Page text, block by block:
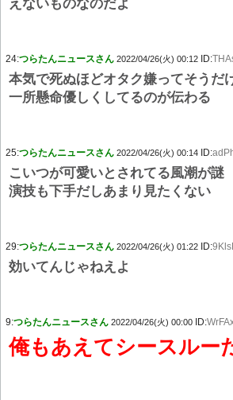
えないものなのだよ
24:つらたんニュースさん 2022/04/26(火) 00:12 ID:
本気で死ぬほどオタク嫌ってそうだ
一所懸命優しくしてるのが伝わる
25:つらたんニュースさん 2022/04/26(火) 00:14 ID:
こいつが可愛いとされてる風潮が謎
演技も下手だしあまり見たくない
29:つらたんニュースさん 2022/04/26(火) 01:22 ID:
効いてんじゃねえよ
9:つらたんニュースさん 2022/04/26(火) 00:00 ID:
俺もあえてシースルー